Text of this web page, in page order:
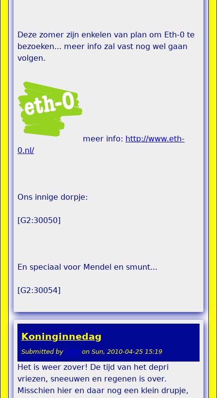
Deze zomer zijn enkelen van plan om Eth-0 te
bezoeken... meer info zal vast nog wel gaan
volgen.
meer info: http://www.eth-
0.nl/
Ons innige dorpje:
[G2:30050]
En speciaal voor Mendel en smunt...
[G2:30054]
Koninginnedag
Submitted by remi on Sun, 2010-04-25 15:19
Het is weer zover! De tijd van het depri
vriezen, sneeuwen en regenen is over.
Misschien hier en daar nog een klein drupje,